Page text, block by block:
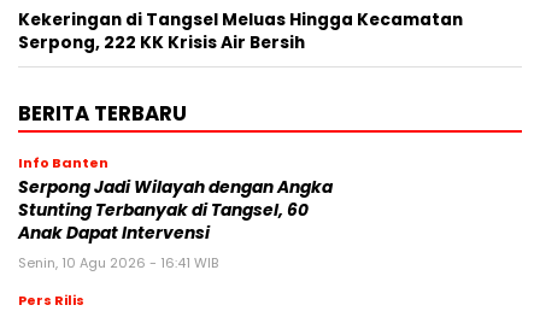
Kekeringan di Tangsel Meluas Hingga Kecamatan
Serpong, 222 KK Krisis Air Bersih
BERITA TERBARU
Info Banten
Serpong Jadi Wilayah dengan Angka
Stunting Terbanyak di Tangsel, 60
Anak Dapat Intervensi
Senin, 10 Agu 2026 - 16:41 WIB
Pers Rilis